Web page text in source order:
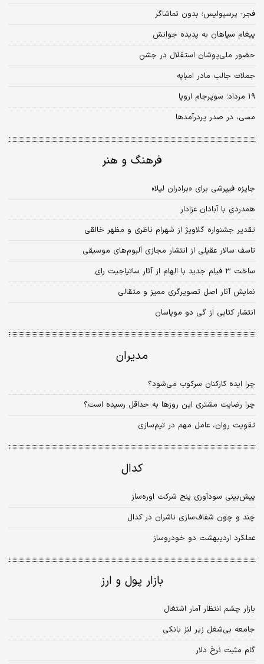
فجر- پرسپولیس؛ بدون تماشاگر
پیغام سپاهان به پدیده جوانش
حضور ملی‌پوشان استقلال در جشن
جملات جالب مادر امباپه
۱۹ مرداد؛ سوپرجام اروپا
مسی، در صدر پردرآمدها
فرهنگ و هنر
جایزه فیپرشی برای «برادران لیلا»
همدردی با آبادان عزادار
تقدیر جشنواره گلاویژ از شهرام ناظری و مظهر خالقی
تاسف سالار عقیلی از انتشار مجازی آلبوم‌‌‌های موسیقی
ساخت ۳ فیلم جدید با الهام از آثار ساتیاجیت رای
نمایش آثار اصل تصویرگری ممیز و مثقالی
انتشار کتابی از گی دو موپاسان
مدیران
چرا ایده‌ کارکنان سرکوب می‌شود؟
چرا رضایت مشتری این روزها به حداقل رسیده است؟
تقویت روان، عامل مهم در تیم‌سازی
کدال
پیش‌بینی سودآوری پنج شرکت اوره‏‏‌ساز
چند و چون شفاف‌‌‌سازی ناشران در کدال
عملکرد اردیبهشت دو خودروساز
بازار پول و ارز
بازار چشم انتظار آمار اشتغال
جامعه بی‌‌شغل زیر لنز بانکی
گام مثبت نرخ دلار